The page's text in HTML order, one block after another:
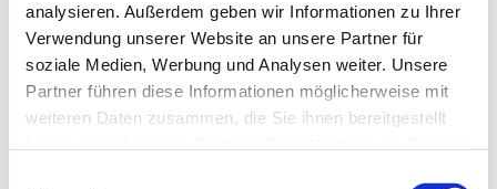
analysieren. Außerdem geben wir Informationen zu Ihrer
Verwendung unserer Website an unsere Partner für
soziale Medien, Werbung und Analysen weiter. Unsere
Partner führen diese Informationen möglicherweise mit
weiteren Daten zusammen, die Sie ihnen bereitgestellt